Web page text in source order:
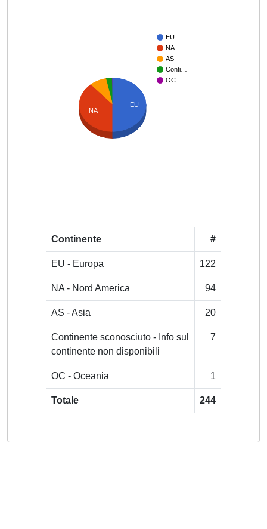
EU
NA
AS
Conti…
OC
NA
EU
Continente #
EU - Europa 122
NA - Nord America 94
AS - Asia 20
Continente sconosciuto - Info sul
continente non disponibili
7
OC - Oceania 1
Totale 244